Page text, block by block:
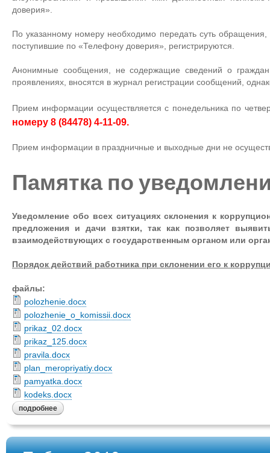
доверия».
По указанному номеру необходимо передать суть
поступившие по «Телефону доверия», регистрируются.
Анонимные сообщения, не содержащие сведений о
проявлениях, вносятся в журнал регистрации сообщений,
Прием информации осуществляется с понедельника по
номеру 8 (84478) 4-11-09.
Прием информации в праздничные и выходные дни не
Памятка по
Уведомление обо всех ситуациях склонения к
предложения и дачи взятки, так как позволяет
взаимодействующих с государственным органом или
Порядок действий работника при склонении его к
файлы:
polozhenie.docx
polozhenie_o_komissii.docx
prikaz_02.docx
prikaz_125.docx
pravila.docx
plan_meropriyatiy.docx
pamyatka.docx
kodeks.docx
подробнее